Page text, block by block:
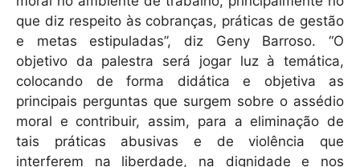
que diz respeito às cobranças, práticas de gestão
e metas estipuladas”, diz Geny Barroso. “O
objetivo da palestra será jogar luz à temática,
colocando de forma didática e objetiva as
principais perguntas que surgem sobre o assédio
moral e contribuir, assim, para a eliminação de
tais práticas abusivas e de violência que
interferem na liberdade, na dignidade e nos